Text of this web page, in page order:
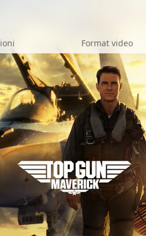
Format video
Film Top Gun: Maverick